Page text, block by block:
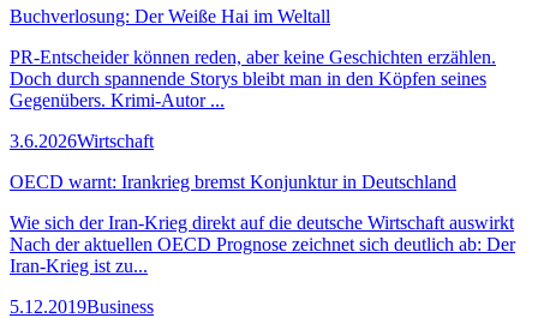
Buchverlosung: Der Weiße Hai im Weltall
PR-Entscheider können reden, aber keine Geschichten erzählen.
Doch durch spannende Storys bleibt man in den Köpfen seines
Gegenübers. Krimi-Autor ...
3.6.2026Wirtschaft
OECD warnt: Irankrieg bremst Konjunktur in Deutschland
Wie sich der Iran-Krieg direkt auf die deutsche Wirtschaft auswirkt
Nach der aktuellen OECD Prognose zeichnet sich deutlich ab: Der
Iran-Krieg ist zu...
5.12.2019Business